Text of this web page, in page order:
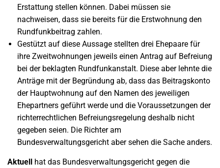
Erstattung stellen können. Dabei müssen sie
nachweisen, dass sie bereits für die Erstwohnung den
Rundfunkbeitrag zahlen.
Gestützt auf diese Aussage stellten drei Ehepaare für
ihre Zweitwohnungen jeweils einen Antrag auf Befreiung
bei der beklagten Rundfunkanstalt. Diese aber lehnte die
Anträge mit der Begründung ab, dass das Beitragskonto
der Hauptwohnung auf den Namen des jeweiligen
Ehepartners geführt werde und die Voraussetzungen der
richterrechtlichen Befreiungsregelung deshalb nicht
gegeben seien. Die Richter am
Bundesverwaltungsgericht aber sehen die Sache anders.
Aktuell hat das Bundesverwaltungsgericht gegen die